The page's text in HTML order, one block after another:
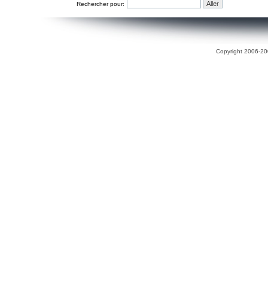
Rechercher pour:
Copyright 2006-